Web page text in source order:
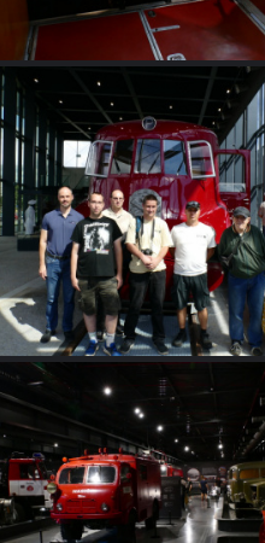
P1170593
P1170602